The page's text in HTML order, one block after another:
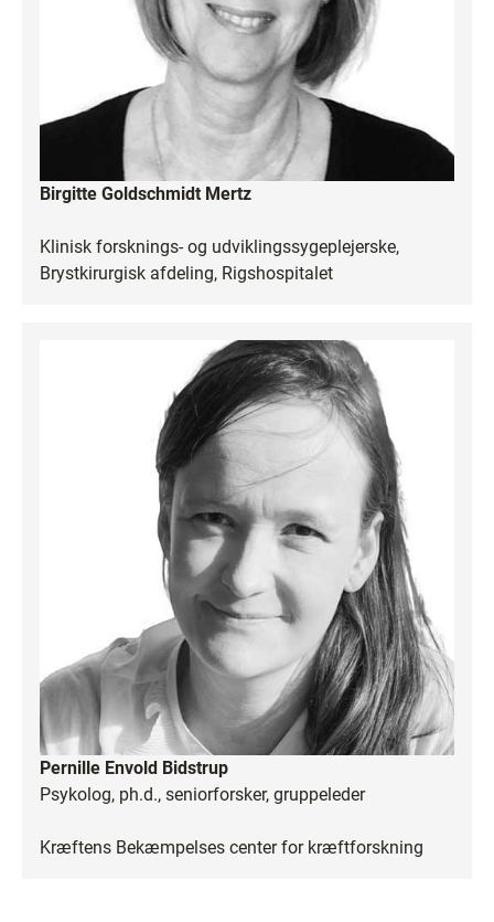
Birgitte Goldschmidt Mertz
Klinisk forsknings- og udviklingssygeplejerske,
Brystkirurgisk afdeling, Rigshospitalet
Pernille Envold Bidstrup
Psykolog, ph.d., seniorforsker, gruppeleder
Kræftens Bekæmpelses center for kræftforskning